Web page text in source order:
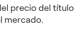
precio del título
mercado.